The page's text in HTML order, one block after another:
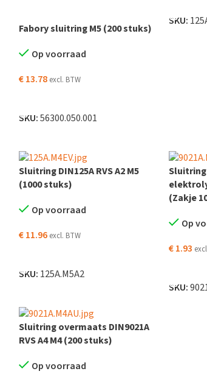
Fabory sluitring M5 (200 stuks)
Op voorraad
€13.78 excl. BTW
SKU:56300.050.001
SKU:
Sluitring DIN125A RVS A2 M5
(1000 stuks)
Op voorraad
€11.96 excl. BTW
SKU: 125A.M5A2
Sluitring
(Zakje
Op
€1.93
SKU:
Sluitring overmaats DIN9021A
RVS A4 M4 (200 stuks)
Op voorraad